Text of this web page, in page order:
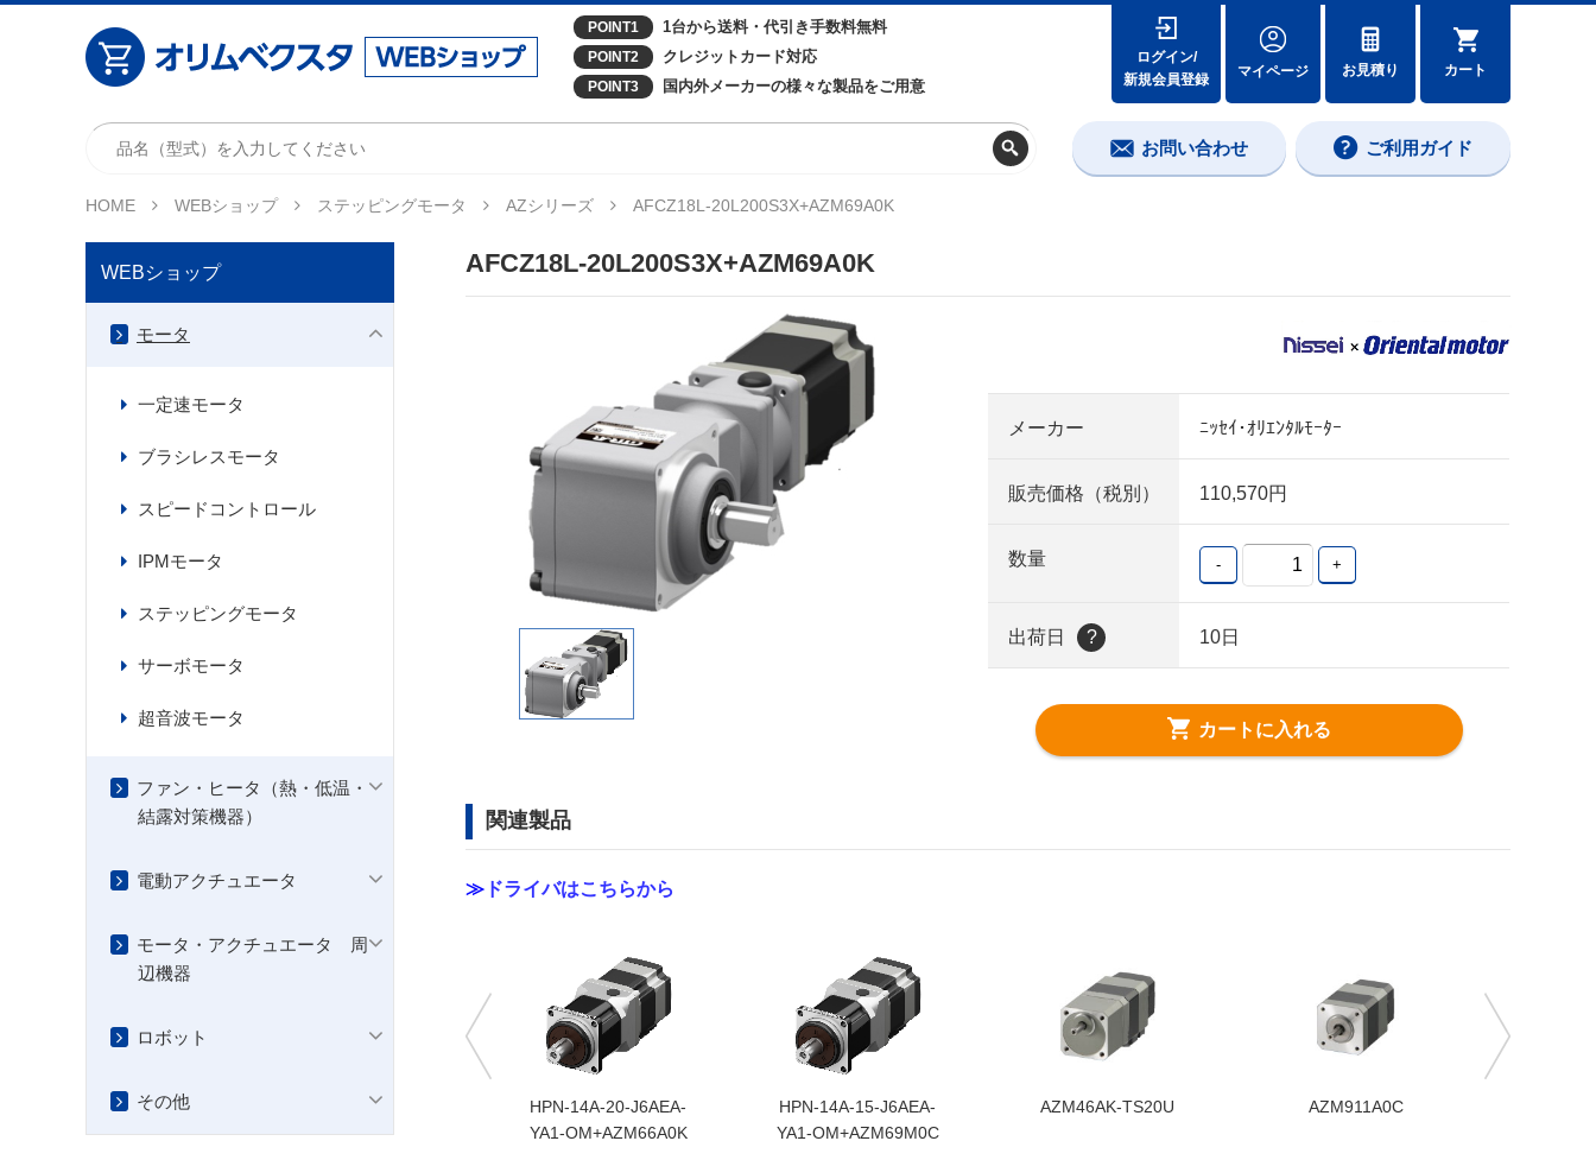
POINT1 1台から送料・代引き手数料無料
POINT2 クレジットカード対応
POINT3 国内外メーカーの様々な製品をご用意
ログイン/
新規会員登録
マイページ お見積り カート
お問い合わせ ご利用ガイド
HOME WEBショップ ステッピングモータ AZシリーズ AFCZ18L-20L200S3X+AZM69A0K
AFCZ18L-20L200S3X+AZM69A0K
メーカー ﾆｯｾｲ･ｵﾘｴﾝﾀﾙﾓｰﾀｰ
販売価格（税別） 110,570円
数量 - +
出荷日 ? 10日
カートに入れる
関連製品
≫ ドライバはこちらから
AZM66MK-PS50
AFCZ18S-
30L200S3X+AZM69M0C
HPN-14A-20-J6AEA-
YA1-OM+AZM66A0K
HPN-14A-15-J6AEA-
YA1-OM+AZM69M0C
AZM46AK-TS20U AZM911A0C
WEBショップ
モータ
一定速モータ
ブラシレスモータ
スピードコントロール
IPMモータ
ステッピングモータ
サーボモータ
超音波モータ
ファン・ヒータ（熱・低温・
結露対策機器）
電動アクチュエータ
モータ・アクチュエータ 周
辺機器
ロボット
その他